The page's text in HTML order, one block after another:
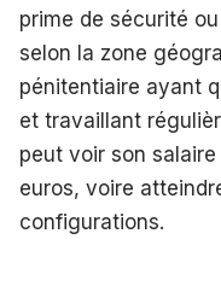
prime de sécurité
selon la zone
pénitentiaire ayant
et travaillant
peut voir son
euros, voire
configurations.